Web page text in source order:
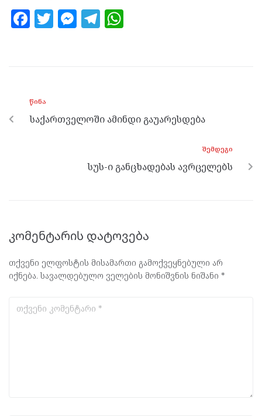
F
o
o
k
T M
er
T
m p
p
ᲬᲘᲜᲐ
საქართველოში ამინდი გაუარესდება
ᲨᲔᲛᲓᲔᲒᲘ
სუს-ი განცხადებას ავრცელებს
კომენტარის დატოვება
თქვენი ელფოსტის მისამართი გამოქვეყნებული არ
იქნება. სავალდებულო ველების მონიშვნის ნიშანი *